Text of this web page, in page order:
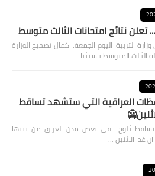
تعلن نتائج امتحانات الثالث متوسط
التربية، اليوم الجمعة، اكمال تصحيح الوزارة
الثالث المتوسط باستثنا…
العراقية التي ستشهد تساقط
تساقط ثلوج في بعض مدن العراق من بينها